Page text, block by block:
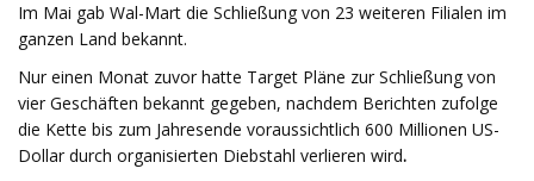
Im Mai gab Wal-Mart die Schließung von 23 weiteren Filialen im
ganzen Land bekannt.
Nur einen Monat zuvor hatte Target Pläne zur Schließung von
vier Geschäften bekannt gegeben, nachdem Berichten zufolge
die Kette bis zum Jahresende voraussichtlich 600 Millionen US-
Dollar durch organisierten Diebstahl verlieren wird.